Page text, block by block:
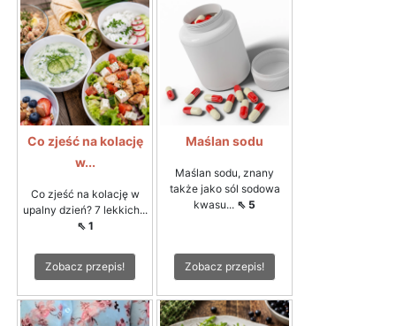
Co zjeść na kolację
w...
Co zjeść na kolację w
upalny dzień? 7 lekkich...
⇖ 1
Zobacz przepis!
Maślan sodu
Maślan sodu, znany
także jako sól sodowa
kwasu... ⇖ 5
Zobacz przepis!